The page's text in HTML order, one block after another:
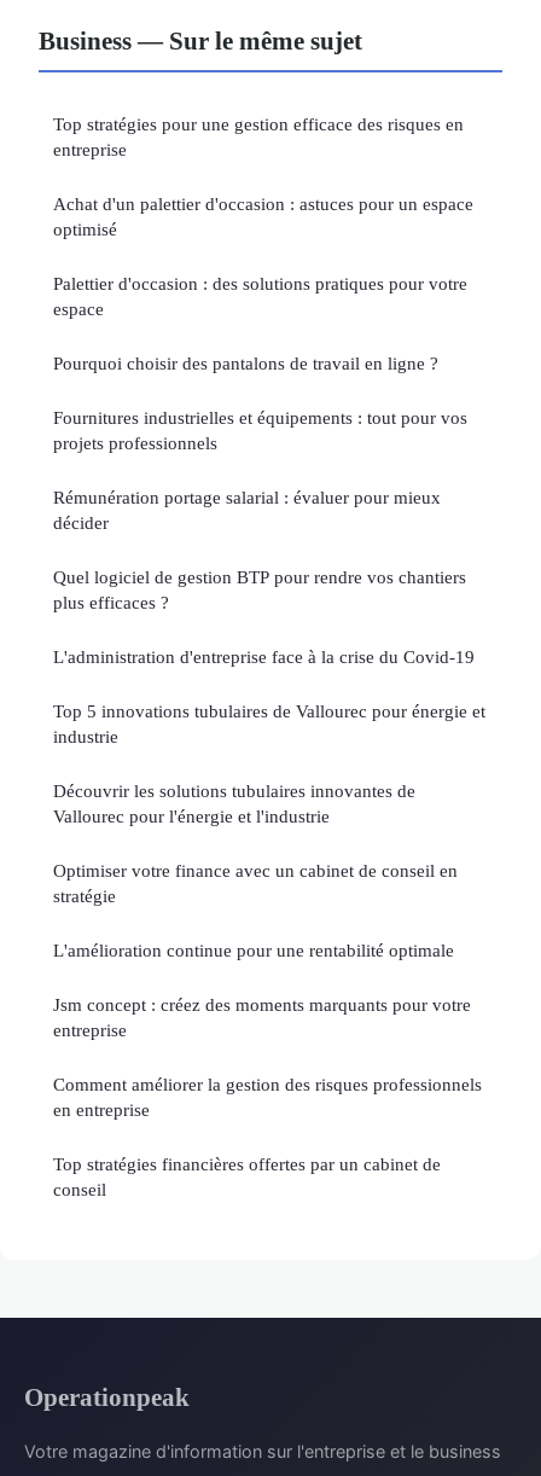
Business — Sur le même sujet
Top stratégies pour une gestion efficace des risques en
entreprise
Achat d'un palettier d'occasion : astuces pour un espace
optimisé
Palettier d'occasion : des solutions pratiques pour votre
espace
Pourquoi choisir des pantalons de travail en ligne ?
Fournitures industrielles et équipements : tout pour vos
projets professionnels
Rémunération portage salarial : évaluer pour mieux
décider
Quel logiciel de gestion BTP pour rendre vos chantiers
plus efficaces ?
L'administration d'entreprise face à la crise du Covid-19
Top 5 innovations tubulaires de Vallourec pour énergie et
industrie
Découvrir les solutions tubulaires innovantes de
Vallourec pour l'énergie et l'industrie
Optimiser votre finance avec un cabinet de conseil en
stratégie
L'amélioration continue pour une rentabilité optimale
Jsm concept : créez des moments marquants pour votre
entreprise
Comment améliorer la gestion des risques professionnels
en entreprise
Top stratégies financières offertes par un cabinet de
conseil
Operationpeak
Votre magazine d'information sur l'entreprise et le business